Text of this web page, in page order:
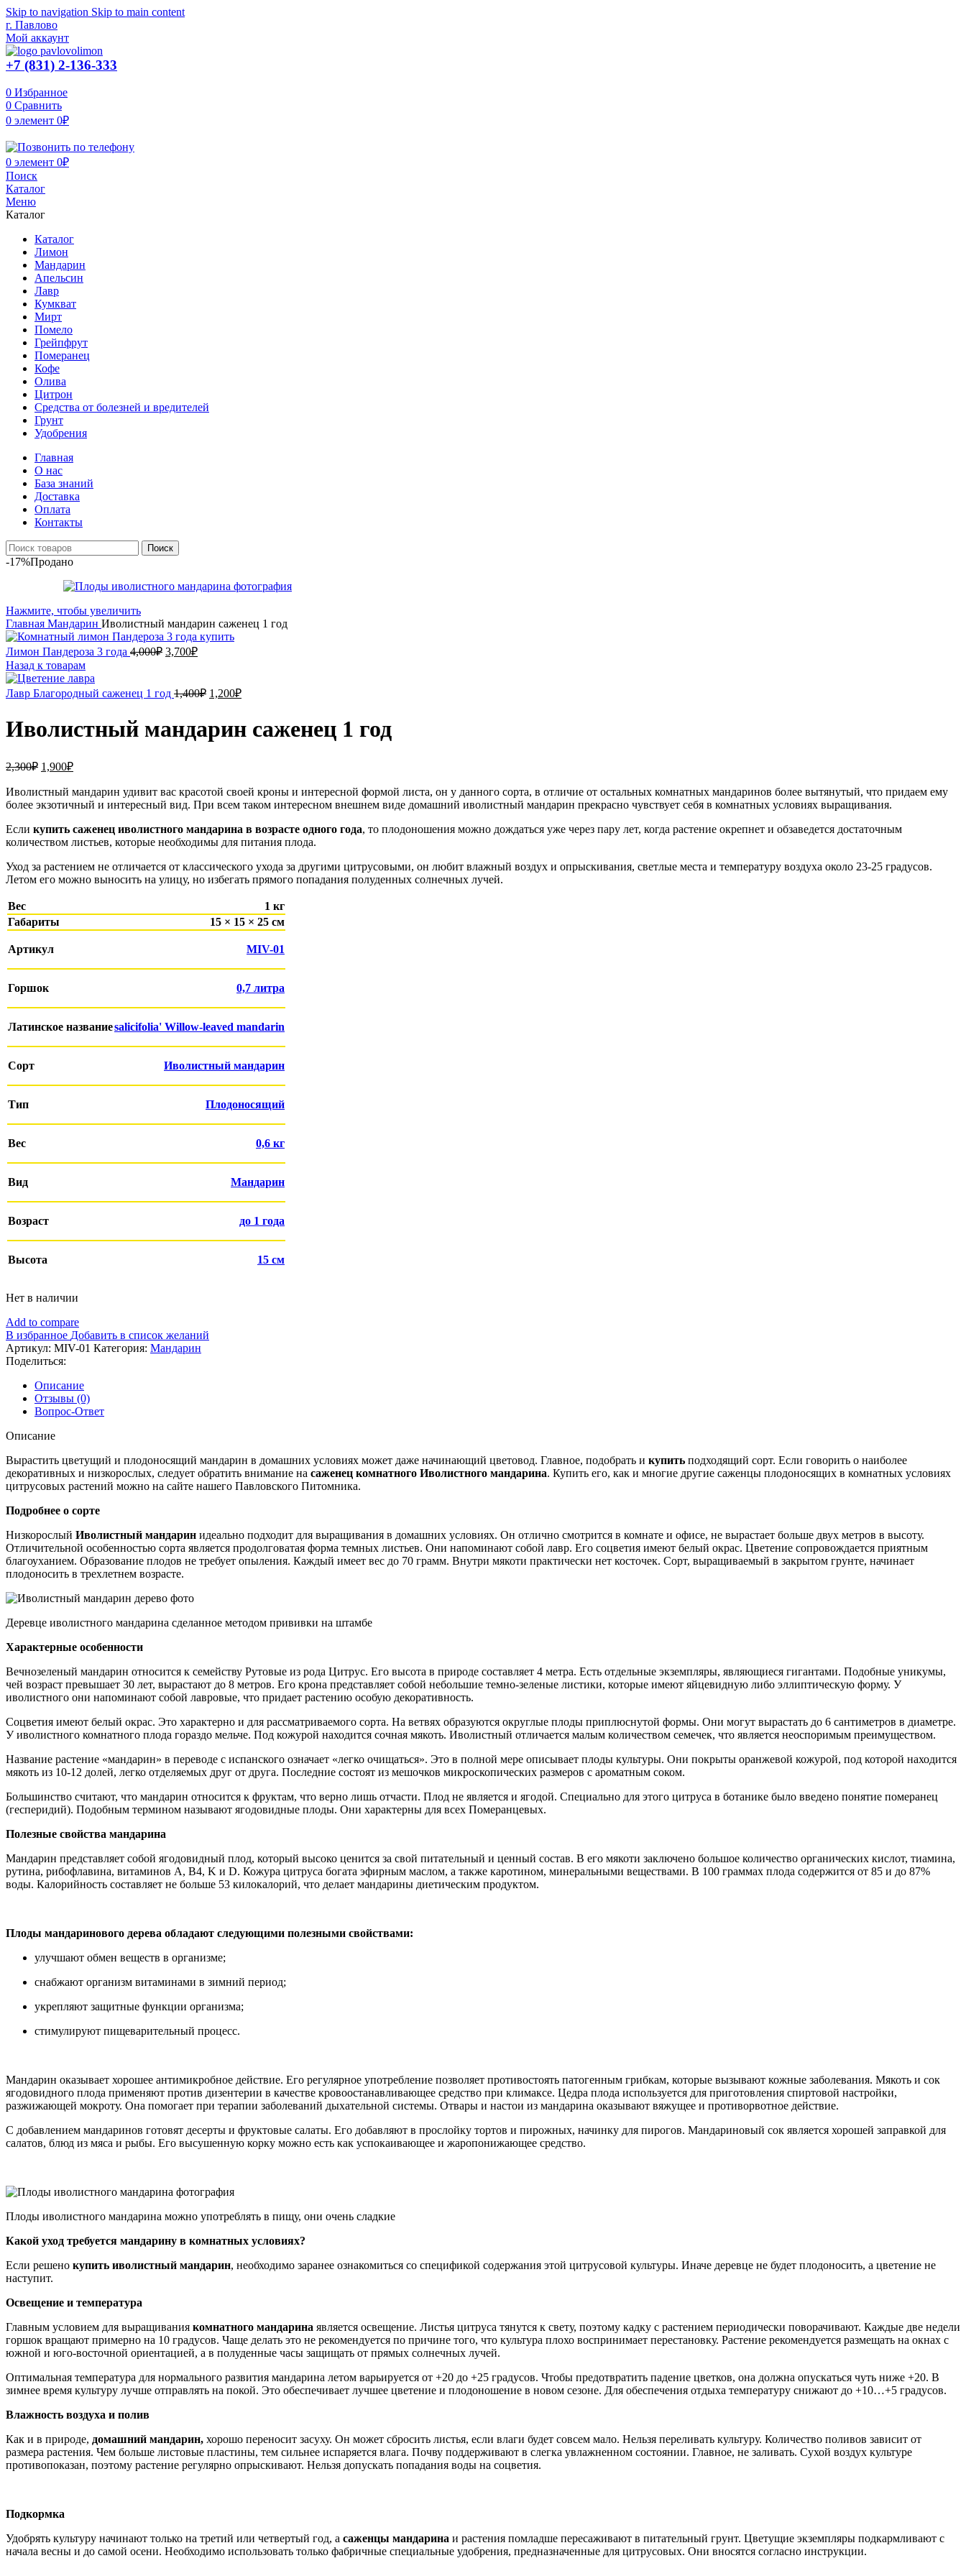
Skip to navigation Skip to main content
г. Павлово
Мой аккаунт
+7 (831) 2-136-333
0 Избранное
0 Сравнить
0 элемент 0₽
0 элемент 0₽
Поиск
Каталог
Меню
Каталог
Каталог
Лимон
Мандарин
Апельсин
Лавр
Кумкват
Мирт
Помело
Грейпфрут
Померанец
Кофе
Олива
Цитрон
Средства от болезней и вредителей
Грунт
Удобрения
Главная
О нас
База знаний
Доставка
Оплата
Контакты
Поиск
-17%Продано
Нажмите, чтобы увеличить
Главная Мандарин Иволистный мандарин саженец 1 год
Лимон Пандероза 3 года 4,000₽ Первоначальная
4,000₽.
3,700₽Текущая
Назад к товарам
Лавр Благородный саженец 1 год 1,400₽ Первоначальная
1,400₽.
1,200₽Текущая
Иволистный мандарин саженец 1 год
2,300₽ Первоначальная
составляла
2,300₽.
1,900₽Текущая
1,900₽.
Иволистный мандарин удивит вас красотой своей кроны и интересной формой листа, он у данного сорта, в отличие от остальных комнатных мандаринов более вытянутый, что придаем ему
более экзотичный и интересный вид. При всем таком интересном внешнем виде домашний иволистный мандарин прекрасно чувствует себя в комнатных условиях выращивания.
Если купить саженец иволистного мандарина в возрасте одного года, то плодоношения можно дождаться уже через пару лет, когда растение окрепнет и обзаведется достаточным
количеством листьев, которые необходимы для питания плода.
Уход за растением не отличается от классического ухода за другими цитрусовыми, он любит влажный воздух и опрыскивания, светлые места и температуру воздуха около 23-25 градусов.
Летом его можно выносить на улицу, но избегать прямого попадания полуденных солнечных лучей.
Вес
1 кг
Габариты
15 × 15 × 25 см
Артикул MIV-01
Горшок 0,7 литра
Латинское названиеsalicifolia' Willow-leaved mandarin
Сорт Иволистный мандарин
Тип Плодоносящий
Вес 0,6 кг
Вид Мандарин
Возраст до 1 года
Высота 15 см
Нет в наличии
Add to compare
В избранное Добавить в список желаний
Артикул: MIV-01 Категория: Мандарин
Поделиться:
Описание
Отзывы (0)
Вопрос-Ответ
Описание
Вырастить цветущий и плодоносящий мандарин в домашних условиях может даже начинающий цветовод. Главное, подобрать и купить подходящий сорт. Если говорить о наиболее
декоративных и низкорослых, следует обратить внимание на саженец комнатного Иволистного мандарина. Купить его, как и многие другие саженцы плодоносящих в комнатных условиях
цитрусовых растений можно на сайте нашего Павловского Питомника.
Подробнее о сорте
Низкорослый Иволистный мандарин идеально подходит для выращивания в домашних условиях. Он отлично смотрится в комнате и офисе, не вырастает больше двух метров в высоту.
Отличительной особенностью сорта является продолговатая форма темных листьев. Они напоминают собой лавр. Его соцветия имеют белый окрас. Цветение сопровождается приятным
благоуханием. Образование плодов не требует опыления. Каждый имеет вес до 70 грамм. Внутри мякоти практически нет косточек. Сорт, выращиваемый в закрытом грунте, начинает
плодоносить в трехлетнем возрасте.
Деревце иволистного мандарина сделанное методом прививки на штамбе
Характерные особенности
Вечнозеленый мандарин относится к семейству Рутовые из рода Цитрус. Его высота в природе составляет 4 метра. Есть отдельные экземпляры, являющиеся гигантами. Подобные уникумы,
чей возраст превышает 30 лет, вырастают до 8 метров. Его крона представляет собой небольшие темно-зеленые листики, которые имеют яйцевидную либо эллиптическую форму. У
иволистного они напоминают собой лавровые, что придает растению особую декоративность.
Соцветия имеют белый окрас. Это характерно и для рассматриваемого сорта. На ветвях образуются округлые плоды приплюснутой формы. Они могут вырастать до 6 сантиметров в диаметре.
У иволистного комнатного плода гораздо мельче. Под кожурой находится сочная мякоть. Иволистный отличается малым количеством семечек, что является неоспоримым преимуществом.
Название растение «мандарин» в переводе с испанского означает «легко очищаться». Это в полной мере описывает плоды культуры. Они покрыты оранжевой кожурой, под которой находится
мякоть из 10-12 долей, легко отделяемых друг от друга. Последние состоят из мешочков микроскопических размеров с ароматным соком.
Большинство считают, что мандарин относится к фруктам, что верно лишь отчасти. Плод не является и ягодой. Специально для этого цитруса в ботанике было введено понятие померанец
(гесперидий). Подобным термином называют ягодовидные плоды. Они характерны для всех Померанцевых.
Полезные свойства мандарина
Мандарин представляет собой ягодовидный плод, который высоко ценится за свой питательный и ценный состав. В его мякоти заключено большое количество органических кислот, тиамина,
рутина, рибофлавина, витаминов A, B4, K и D. Кожура цитруса богата эфирным маслом, а также каротином, минеральными веществами. В 100 граммах плода содержится от 85 и до 87%
воды. Калорийность составляет не больше 53 килокалорий, что делает мандарины диетическим продуктом.
Плоды мандаринового дерева обладают следующими полезными свойствами:
улучшают обмен веществ в организме;
снабжают организм витаминами в зимний период;
укрепляют защитные функции организма;
стимулируют пищеварительный процесс.
Мандарин оказывает хорошее антимикробное действие. Его регулярное употребление позволяет противостоять патогенным грибкам, которые вызывают кожные заболевания. Мякоть и сок
ягодовидного плода применяют против дизентерии в качестве кровоостанавливающее средство при климаксе. Цедра плода используется для приготовления спиртовой настройки,
разжижающей мокроту. Она помогает при терапии заболеваний дыхательной системы. Отвары и настои из мандарина оказывают вяжущее и противорвотное действие.
С добавлением мандаринов готовят десерты и фруктовые салаты. Его добавляют в прослойку тортов и пирожных, начинку для пирогов. Мандариновый сок является хорошей заправкой для
салатов, блюд из мяса и рыбы. Его высушенную корку можно есть как успокаивающее и жаропонижающее средство.
Плоды иволистного мандарина можно употреблять в пищу, они очень сладкие
Какой уход требуется мандарину в комнатных условиях?
Если решено купить иволистный мандарин, необходимо заранее ознакомиться со спецификой содержания этой цитрусовой культуры. Иначе деревце не будет плодоносить, а цветение не
наступит.
Освещение и температура
Главным условием для выращивания комнатного мандарина является освещение. Листья цитруса тянутся к свету, поэтому кадку с растением периодически поворачивают. Каждые две недели
горшок вращают примерно на 10 градусов. Чаще делать это не рекомендуется по причине того, что культура плохо воспринимает перестановку. Растение рекомендуется размещать на окнах с
южной и юго-восточной ориентацией, а в полуденные часы защищать от прямых солнечных лучей.
Оптимальная температура для нормального развития мандарина летом варьируется от +20 до +25 градусов. Чтобы предотвратить падение цветков, она должна опускаться чуть ниже +20. В
зимнее время культуру лучше отправлять на покой. Это обеспечивает лучшее цветение и плодоношение в новом сезоне. Для обеспечения отдыха температуру снижают до +10…+5 градусов.
Влажность воздуха и полив
Как и в природе, домашний мандарин, хорошо переносит засуху. Он может сбросить листья, если влаги будет совсем мало. Нельзя переливать культуру. Количество поливов зависит от
размера растения. Чем больше листовые пластины, тем сильнее испаряется влага. Почву поддерживают в слегка увлажненном состоянии. Главное, не заливать. Сухой воздух культуре
противопоказан, поэтому растение регулярно опрыскивают. Нельзя допускать попадания воды на соцветия.
Подкормка
Удобрять культуру начинают только на третий или четвертый год, а саженцы мандарина и растения помладше пересаживают в питательный грунт. Цветущие экземпляры подкармливают с
начала весны и до самой осени. Необходимо использовать только фабричные специальные удобрения, предназначенные для цитрусовых. Они вносятся согласно инструкции.